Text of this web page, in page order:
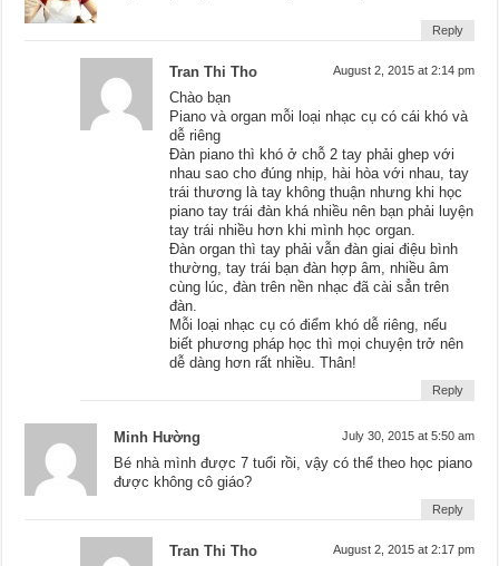
Reply
Tran Thi Tho August 2, 2015 at 2:14 pm
Chào bạn
Piano và organ mỗi loại nhạc cụ có cái khó và
dễ riêng
Đàn piano thì khó ở chỗ 2 tay phải ghep với
nhau sao cho đúng nhịp, hài hòa với nhau, tay
trái thương là tay không thuận nhưng khi học
piano tay trái đàn khá nhiều nên bạn phải luyện
tay trái nhiều hơn khi mình học organ.
Đàn organ thì tay phải vẫn đàn giai điệu bình
thường, tay trái bạn đàn hợp âm, nhiều âm
cùng lúc, đàn trên nền nhạc đã cài sẳn trên
đàn.
Mỗi loại nhạc cụ có điểm khó dễ riêng, nếu
biết phương pháp học thì mọi chuyện trở nên
dễ dàng hơn rất nhiều. Thân!
Reply
Minh Hường July 30, 2015 at 5:50 am
Bé nhà mình được 7 tuổi rồi, vậy có thể theo học piano
được không cô giáo?
Reply
Tran Thi Tho August 2, 2015 at 2:17 pm